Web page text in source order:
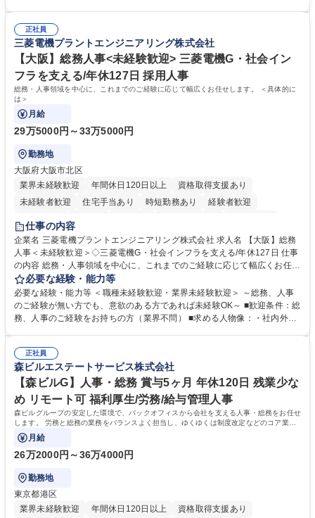
平均100件前後■メール・手紙：同上40件前後 募集職種 中野本社【お客様
相談室】お客様のお声をもとにより良い商品づくりへ貢献
すのでご安心ください。 【当社について】キリングループの広報機能を担
う会社として、お客様との出会いを大切にし、磨き上げたホスピタリティ
を込めてコミュニケーションをとりながら広報関連業務を行っておりま
す。 学歴・資格 学歴：大学院 大学 高専 短大 専修学校 高校 語学力： 資
格：
正社員
三菱電機プラントエンジニアリング株式会社
【大阪】総務人事<未経験歓迎> 三菱電機G・社会イン
フラを支える/年休127日 採用人事
総務・人事領域を中心に、これまでのご経験に応じて幅広くお任せします。 ＜具体的に
は＞
月給
29万5000円～33万5000円
勤務地
大阪府大阪市北区
業界未経験歓迎
年間休日120日以上
資格取得支援あり
未経験者歓迎
住宅手当あり 時短勤務あり
経験者歓迎
退職金あり
駅近5分以内
土日祝休み 服装自由 寮・社宅あり 食事補助あり
仕事の内容
企業名 三菱電機プラントエンジニアリング株式会社 求人名 【大阪】総務
人事＜未経験歓迎＞◇三菱電機G・社会インフラを支える/年休127日 仕事
の内容 総務・人事領域を中心に、これまでのご経験に応じて幅広くお任せ
します。 ＜具体的には＞ ・総務/人事労務（給与・社保・勤怠管理など）
・採用・教育研修 ・福利厚生運用 など ※基本的には事務所勤務ですが、
採用や教育等の業務内容により、関西圏以外への日帰り・宿泊を伴う国内
出張もございます。 ※担当業務を持ちつつ、お互いに助け合いながら、総
必要な経験・能力等
必要な経験・能力等 ＜職種未経験歓迎・業界未経験歓迎＞ ～総務、人事
のご経験が無い方でも、意欲のある方であれば未経験OK～ ■歓迎条件：総
務、人事のご経験をお持ちの方（業界不問） ■求める人物像：・社内外の
正社員
森ビルエステートサービス株式会社
【森ビルG】人事・総務 賞与5ヶ月 年休120日 残業少な
め リモート可 福利厚生/労務/給与管理人事
森ビルグループの安定した環境で、バックオフィスから会社を支える人事・総務をお任せ
します。 労務と総務の業務をバランスよく担当し、ゆくゆくは制度改定などのコア業務
にも挑戦できる、やりがいある環境です。
月給
26万2000円～36万4000円
勤務地
東京都港区
業界未経験歓迎
年間休日120日以上 資格取得支援あり